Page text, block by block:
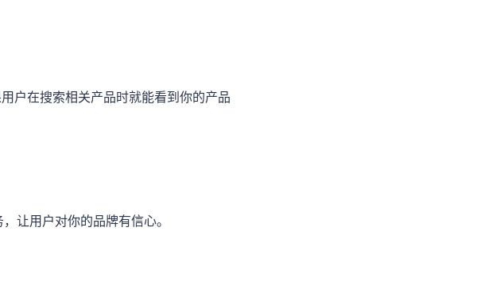
户在搜索相关产品时就能看到你的产品
让用户对你的品牌有信心。